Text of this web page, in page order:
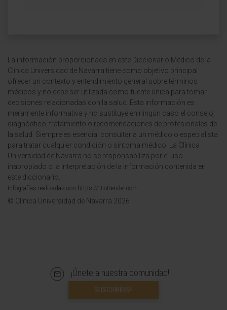
La información proporcionada en este Diccionario Médico de la
Clínica Universidad de Navarra tiene como objetivo principal
ofrecer un contexto y entendimiento general sobre términos
médicos y no debe ser utilizada como fuente única para tomar
decisiones relacionadas con la salud. Esta información es
meramente informativa y no sustituye en ningún caso el consejo,
diagnóstico, tratamiento o recomendaciones de profesionales de
la salud. Siempre es esencial consultar a un médico o especialista
para tratar cualquier condición o síntoma médico. La Clínica
Universidad de Navarra no se responsabiliza por el uso
inapropiado o la interpretación de la información contenida en
este diccionario.
Infografías realizadas con https://BioRender.com
© Clínica Universidad de Navarra 2026
¡Únete a nuestra comunidad!
SUSCRIBIRSE